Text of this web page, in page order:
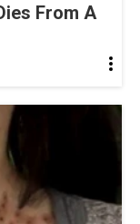
From A